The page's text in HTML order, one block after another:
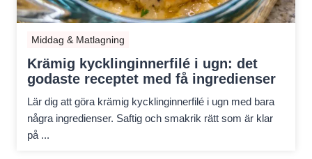
Middag & Matlagning
Krämig kycklinginnerfilé i ugn: det
godaste receptet med få ingredienser
Lär dig att göra krämig kycklinginnerfilé i ugn med bara
några ingredienser. Saftig och smakrik rätt som är klar
på ...